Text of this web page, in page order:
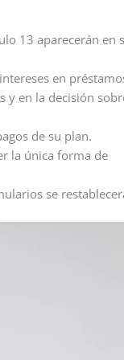
13 aparecerán en
en
y en la decisión
de su plan.
la única forma de
se